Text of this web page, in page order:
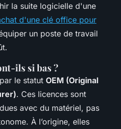
la suite logicielle d'une
d'une clé office pour
un poste de travail
ils si bas ?
le statut OEM (Original
. Ces licences sont
avec du matériel, pas
À l’origine, elles